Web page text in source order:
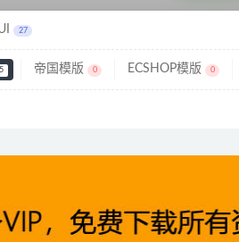
27
5 帝国模版 0 ECSHOP模版 0